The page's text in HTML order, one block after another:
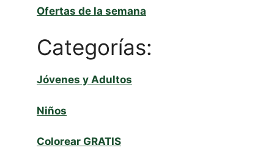
Ofertas de la semana
Categorías:
Jóvenes y Adultos
Niños
Colorear GRATIS